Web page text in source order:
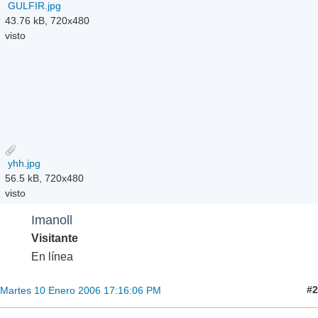
GULFIR.jpg
43.76 kB, 720x480
visto
yhh.jpg
56.5 kB, 720x480
visto
Imanoll
Visitante
En línea
Martes 10 Enero 2006 17:16:06 PM #2